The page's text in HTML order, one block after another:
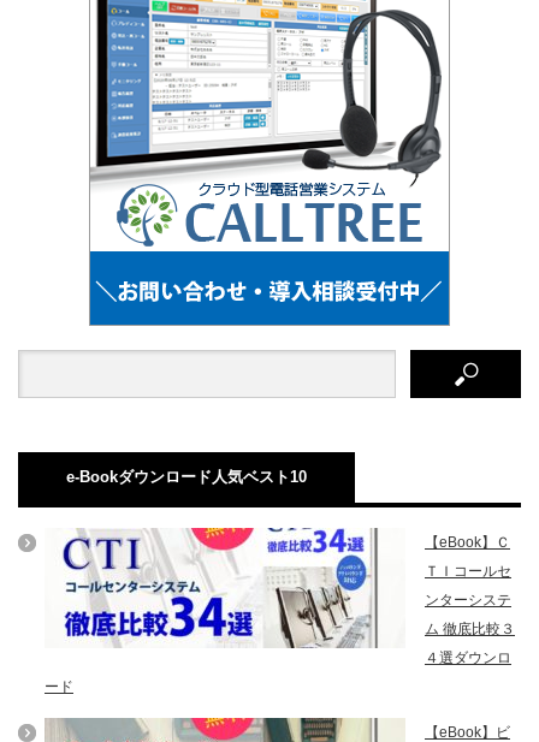
e-Bookダウンロード人気ベスト10
【eBook】Ｃ
ＴＩコールセ
ンターシステ
ム 徹底比較３
４選ダウンロ
ード
【eBook】ビ